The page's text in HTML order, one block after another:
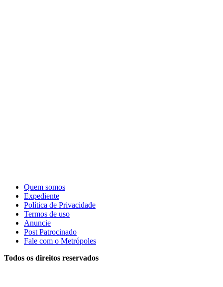
Quem somos
Expediente
Política de Privacidade
Termos de uso
Anuncie
Post Patrocinado
Fale com o Metrópoles
Todos os direitos reservados